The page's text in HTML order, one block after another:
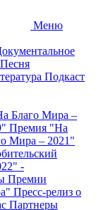
Меню
Песня
Подкаст
Благо Мира –
Премия "На
Мира – 2021"
-
Премии
Пресс-релиз о
Партнеры